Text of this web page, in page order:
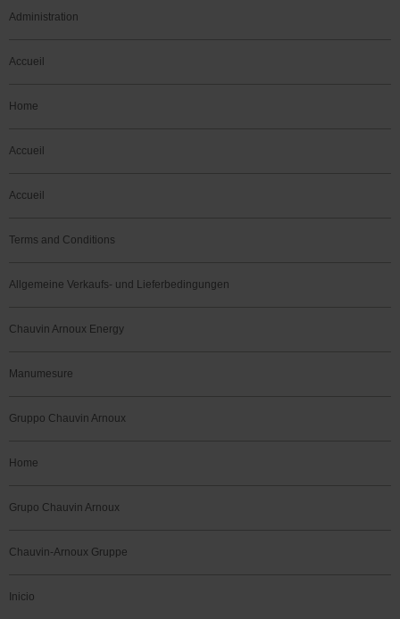
Administration
Accueil
Home
Accueil
Accueil
Terms and Conditions
Allgemeine Verkaufs- und Lieferbedingungen
Chauvin Arnoux Energy
Manumesure
Gruppo Chauvin Arnoux
Home
Grupo Chauvin Arnoux
Chauvin-Arnoux Gruppe
Inicio